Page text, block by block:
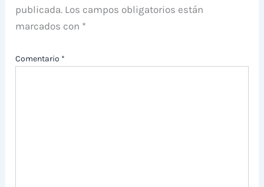
publicada. Los campos obligatorios están
marcados con *
Comentario *